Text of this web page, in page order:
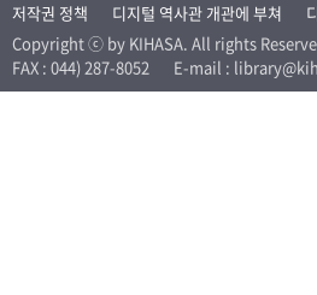
저작권 정책 디지털 역사관 개관에 부쳐
Copyright ⓒ by KIHASA. All rights
FAX : 044) 287-8052
E-mail :